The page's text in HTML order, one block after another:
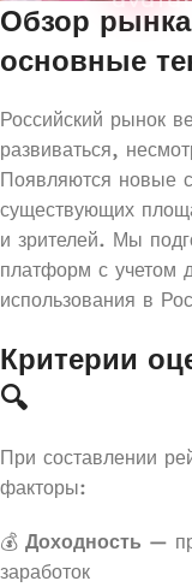
Обзор
основные
Российский рынок
развиваться,
Появляются новые
существующих
и зрителей. Мы
платформ с учетом
использования в
Критерии
🔍
При составлении
факторы:
💰 Доходность —
заработок